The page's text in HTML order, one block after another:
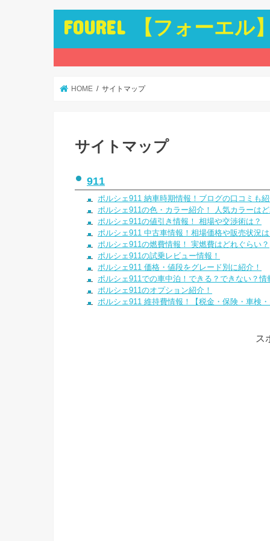
FOUREL 【フォーエル
HOME サイトマップ
サイトマップ
911
ポルシェ911 納車時期情報！ブログの口コミも
ポルシェ911の色・カラー紹介！ 人気カラーは
ポルシェ911の値引き情報！ 相場や交渉術は？
ポルシェ911 中古車情報！相場価格や販売状況
ポルシェ911の燃費情報！ 実燃費はどれぐらい？
ポルシェ911の試乗レビュー情報！
ポルシェ911 価格・値段をグレード別に紹介！
ポルシェ911での車中泊！できる？できない？情
ポルシェ911のオプション紹介！
ポルシェ911 維持費情報！【税金・保険・車検
ス